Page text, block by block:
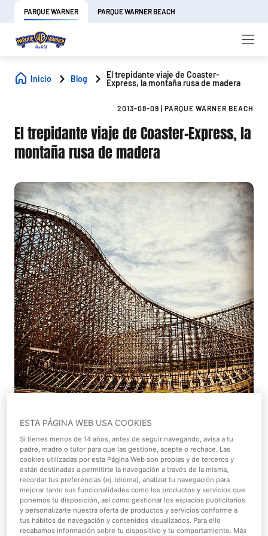
PARQUE WARNER PARQUE WARNER BEACH
Inicio Blog
El trepidante viaje de Coaster-
Express, la montaña rusa de madera
2013-08-09 PARQUE WARNER BEACH
El trepidante viaje de Coaster-Express, la
montaña rusa de madera
En sus 36 metros de altura máxima, te esperan en total
1250 metros de frenético recorrido viajando entre valles
y cañones, llegando a alcanzar unas velocidades de hasta
95 kilómetros por hora. Hasta aquí las principales
características de esta asombrosamontaña rusa de
madera, sin duda, una imponente carta de presentación.
¿Te atreves con Coaster-Express?
ESTA PÁGINA WEB USA COOKIES
Si tienes menos de 14 años, antes de seguir navegando, avisa a tu
padre, madre o tutor para que las gestione, acepte o rechace. Las
cookies utilizadas por esta Página Web son propias y de terceros y
están destinadas a permitirte la navegación a través de la misma,
recordar tus preferencias (ej. idioma), analizar tu navegación para
mejorar tanto sus funcionalidades como los productos y servicios que
ponemos tu disposición, así como gestionar los espacios publicitarios
y personalizarte nuestra oferta de productos y servicios conforme a
tus hábitos de navegación y contenidos visualizados. Para ello
recabamos información sobre tu dispositivo y tu comportamiento. Más